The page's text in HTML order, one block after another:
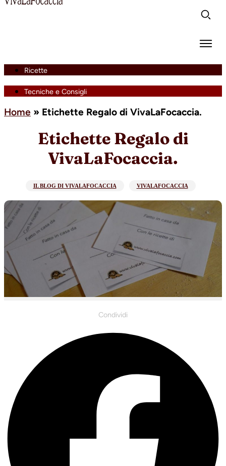
Ricette
Tecniche e Consigli
Home » Etichette Regalo di VivaLaFocaccia.
Etichette Regalo di
VivaLaFocaccia.
IL BLOG DI VIVALAFOCACCIA VIVALAFOCACCIA
Condividi